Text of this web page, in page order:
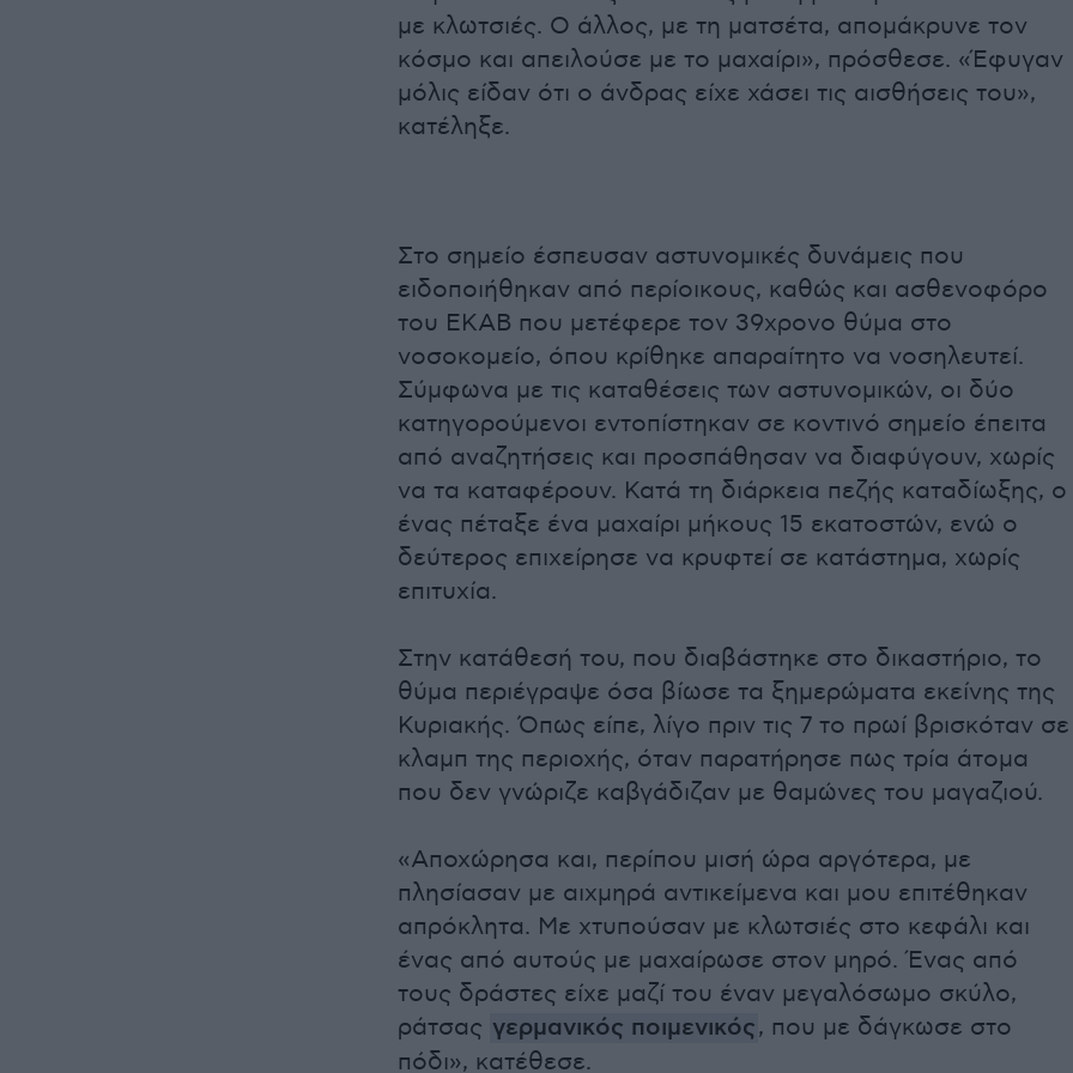
με κλωτσιές. Ο άλλος, με τη ματσέτα, απομάκρυνε τον
κόσμο και απειλούσε με το μαχαίρι», πρόσθεσε. «Έφυγαν
μόλις είδαν ότι ο άνδρας είχε χάσει τις αισθήσεις του»,
κατέληξε.
Στο σημείο έσπευσαν αστυνομικές δυνάμεις που
ειδοποιήθηκαν από περίοικους, καθώς και ασθενοφόρο
του ΕΚΑΒ που μετέφερε τον 39χρονο θύμα στο
νοσοκομείο, όπου κρίθηκε απαραίτητο να νοσηλευτεί.
Σύμφωνα με τις καταθέσεις των αστυνομικών, οι δύο
κατηγορούμενοι εντοπίστηκαν σε κοντινό σημείο έπειτα
από αναζητήσεις και προσπάθησαν να διαφύγουν, χωρίς
να τα καταφέρουν. Κατά τη διάρκεια πεζής καταδίωξης, ο
ένας πέταξε ένα μαχαίρι μήκους 15 εκατοστών, ενώ ο
δεύτερος επιχείρησε να κρυφτεί σε κατάστημα, χωρίς
επιτυχία.
Στην κατάθεσή του, που διαβάστηκε στο δικαστήριο, το
θύμα περιέγραψε όσα βίωσε τα ξημερώματα εκείνης της
Κυριακής. Όπως είπε, λίγο πριν τις 7 το πρωί βρισκόταν σε
κλαμπ της περιοχής, όταν παρατήρησε πως τρία άτομα
που δεν γνώριζε καβγάδιζαν με θαμώνες του μαγαζιού.
«Αποχώρησα και, περίπου μισή ώρα αργότερα, με
πλησίασαν με αιχμηρά αντικείμενα και μου επιτέθηκαν
απρόκλητα. Με χτυπούσαν με κλωτσιές στο κεφάλι και
ένας από αυτούς με μαχαίρωσε στον μηρό. Ένας από
τους δράστες είχε μαζί του έναν μεγαλόσωμο σκύλο,
ράτσας γερμανικός ποιμενικός, που με δάγκωσε στο
πόδι», κατέθεσε.